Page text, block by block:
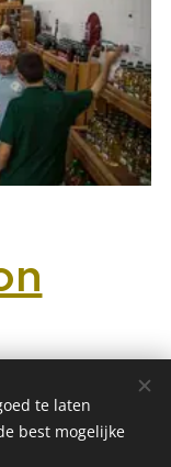
te laten
best mogelijke